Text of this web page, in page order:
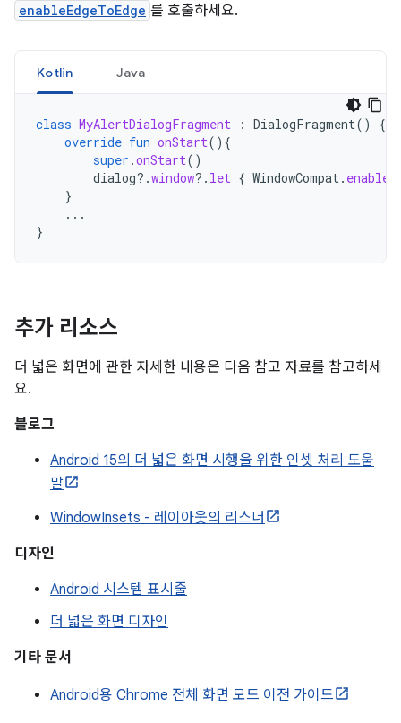
enableEdgeToEdge 를 호출하세요.
Kotlin Java
class MyAlertDialogFragment : DialogFragment()
{
override fun onStart(){
super .onStart()
dialog?.window?. let { WindowCompat.
}
...
}
추가 리소스
더 넓은 화면에 관한 자세한 내용은 다음 참고 자료를 참고하세
요.
블로그
Android 15의 더 넓은 화면 시행을 위한 인셋 처리 도움
말
WindowInsets - 레이아웃의 리스너
디자인
Android 시스템 표시줄
더 넓은 화면 디자인
기타 문서
Android용 Chrome 전체 화면 모드 이전 가이드